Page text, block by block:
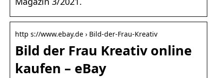
http s://www.ebay.de › Bild-der-Frau-Kreativ
Bild der Frau Kreativ online
kaufen – eBay